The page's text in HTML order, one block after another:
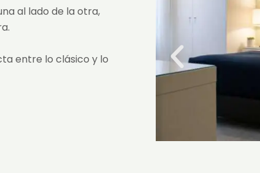
al lado de la otra,
entre lo clásico y lo